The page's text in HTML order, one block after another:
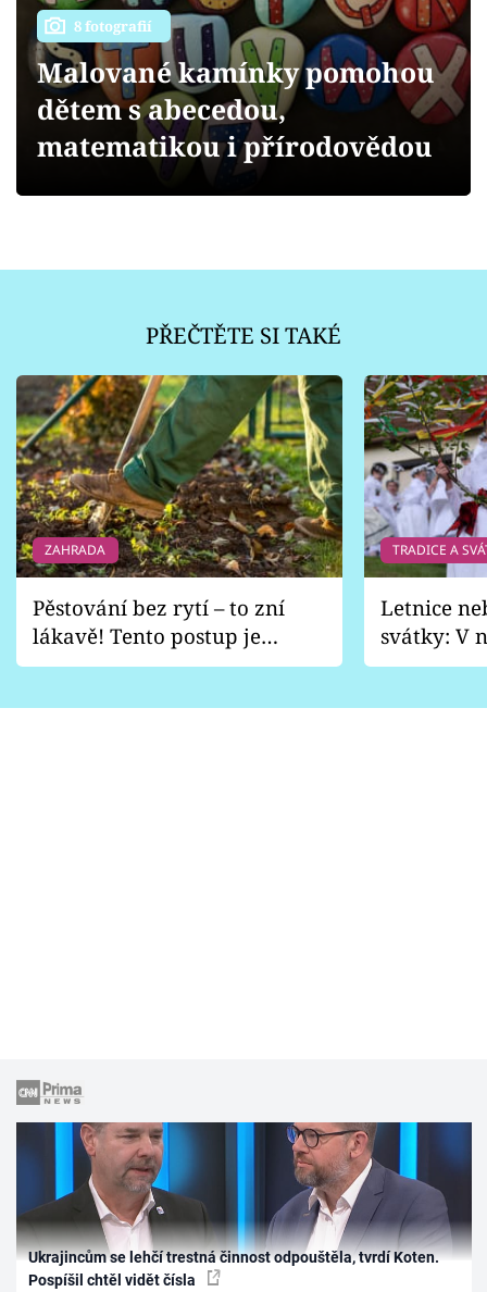
Přihlášení
Sledujte nás
8 fotografií
Malované kamínky pomohou
dětem s abecedou,
matematikou i přírodovědou
PŘEČTĚTE SI TAKÉ
ZAHRADA
Pěstování bez rytí – to zní
lákavě! Tento postup je
vhodný jen pro některé
TRADICE A
Letnice
svátky: V
pondělí
Ukrajincům se lehčí trestná činnost odpouštěla, tvrdí Koten.
Pospíšil chtěl vidět čísla